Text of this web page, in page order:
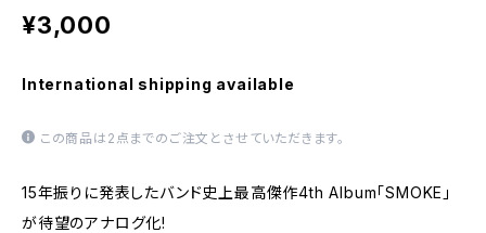
¥3,000
International shipping available
この商品は2点までのご注文とさせていただきます。
15年振りに発表したバンド史上最高傑作4th Album「SMOKE」
が待望のアナログ化!